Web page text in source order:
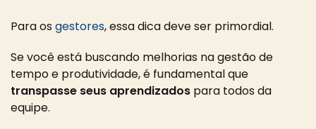
Para osgestores, essa dica deve ser primordial.
Se você está buscando melhorias na gestão de
tempo e produtividade, é fundamental que
transpasse seus aprendizados para todos da
equipe.